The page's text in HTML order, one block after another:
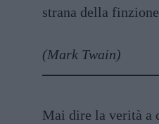
strana della
(Mark Twain)
Mai dire la verità a